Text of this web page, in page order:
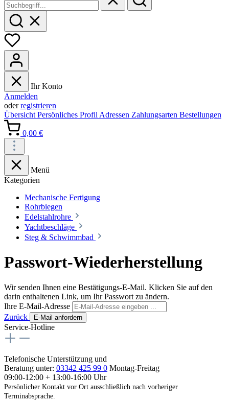
Ihr Konto
Anmelden
oderregistrieren
Übersicht Persönliches Profil Adressen Zahlungsarten Bestellungen
0,00 €
Menü
Kategorien
Mechanische Fertigung
Rohrbiegen
Edelstahlrohre
Yachtbeschläge
Steg & Schwimmbad
Passwort-Wiederherstellung
Wir senden Ihnen eine Bestätigungs-E-Mail. Klicken Sie auf den
darin enthaltenen Link, um Ihr Passwort zu ändern.
Ihre E-Mail-Adresse
Zurück
E-Mail anfordern
Service-Hotline
Telefonische Unterstützung und
Beratung unter: 03342 425 99 0 Montag-Freitag
09:00-12:00 + 13:00-16:00 Uhr
Persönlicher Kontakt vor Ort ausschließlich nach vorheriger
Terminabsprache.